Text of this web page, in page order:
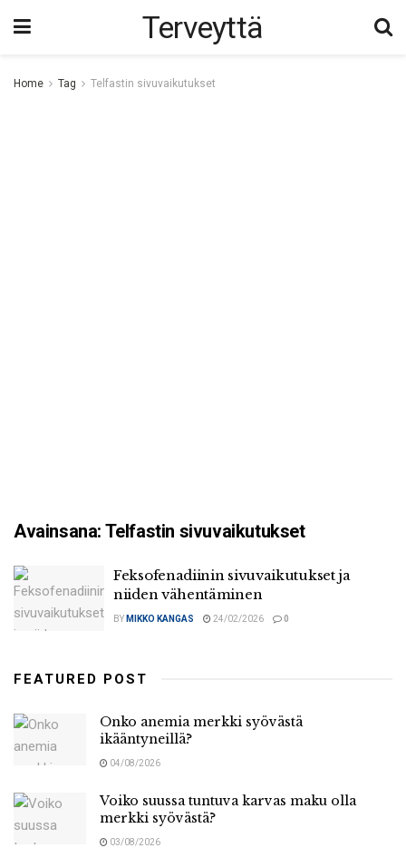
Terveyttä
Home Tag Telfastin sivuvaikutukset
Avainsana: Telfastin sivuvaikutukset
Feksofenadiinin sivuvaikutukset ja
niiden vähentäminen
BY MIKKO KANGAS 24/02/2026 0
FEATURED POST
Onko anemia merkki syövästä
ikääntyneillä?
04/08/2026
Voiko suussa tuntuva karvas maku olla
merkki syövästä?
03/08/2026